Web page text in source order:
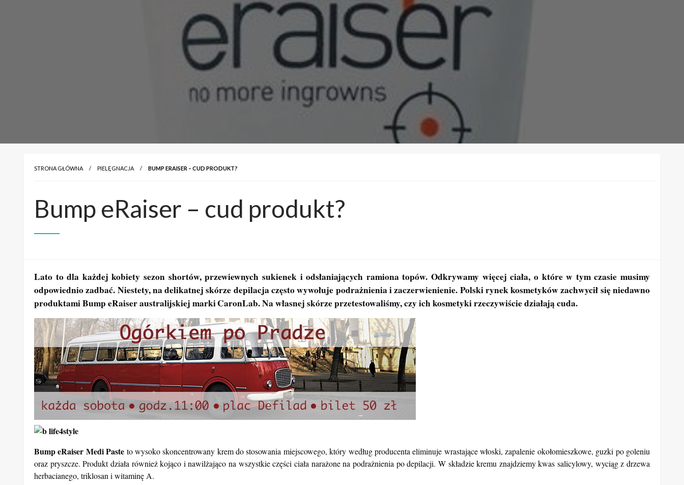
STRONA GŁÓWNA PIELĘGNACJA BUMP ERAISER – CUD PRODUKT?
Bump eRaiser – cud produkt?
Lato to dla każdej kobiety sezon shortów, przewiewnych sukienek i odsłaniających ramiona topów. Odkrywamy więcej ciała, o które w tym czasie musimy
odpowiednio zadbać. Niestety, na delikatnej skórze depilacja często wywołuje podrażnienia i zaczerwienienie. Polski rynek kosmetyków zachwycił się niedawno
produktami Bump eRaiser australijskiej markiCaronLab. Na własnej skórze przetestowaliśmy, czy ich kosmetyki rzeczywiście działają cuda.
Bump eRaiser Medi Paste to wysoko skoncentrowany krem do stosowania miejscowego, który według producenta eliminuje wrastające włoski, zapalenie okołomieszkowe, guzki po goleniu
oraz pryszcze. Produkt działa również kojąco i nawilżająco na wszystkie części ciała narażone na podrażnienia po depilacji. W składzie kremu znajdziemy kwas salicylowy, wyciąg z drzewa
herbacianego, triklosan i witaminę A.